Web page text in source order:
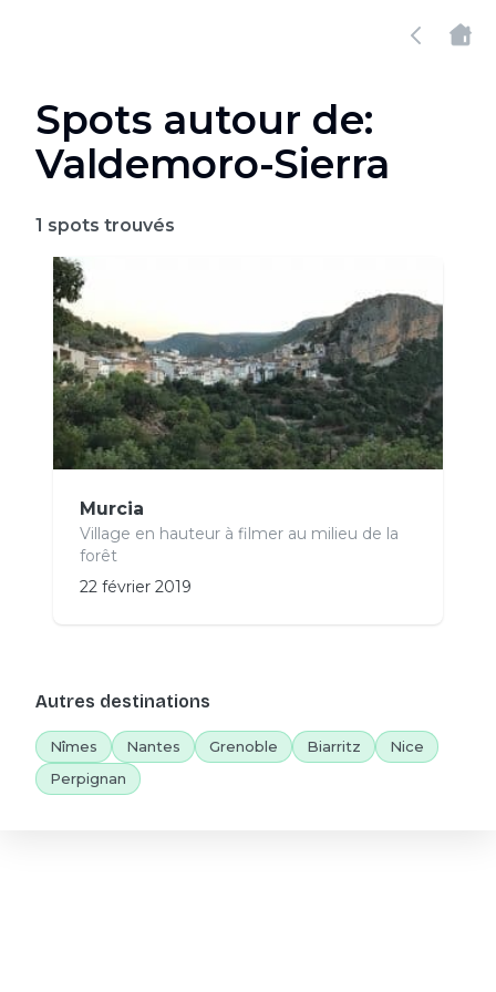
Spots autour de:
Valdemoro-Sierra
1 spots trouvés
Murcia
Village en hauteur à filmer au milieu de la
forêt
22 février 2019
Autres destinations
Nîmes Nantes Grenoble Biarritz
Nice
Perpignan